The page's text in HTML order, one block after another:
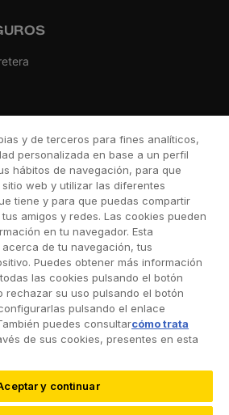
y de terceros para fines analíticos,
personalizada en base a un perfil
hábitos de navegación, para que
web y utilizar las diferentes
tiene y para que puedas compartir
amigos y redes. Las cookies pueden
en tu navegador. Esta
de tu navegación, tus
Puedes obtener más información
las cookies pulsando el botón
rechazar su uso pulsando el botón
pulsando el enlace
puedes consultarcómo trata
de sus cookies, presentes en esta
y continuar